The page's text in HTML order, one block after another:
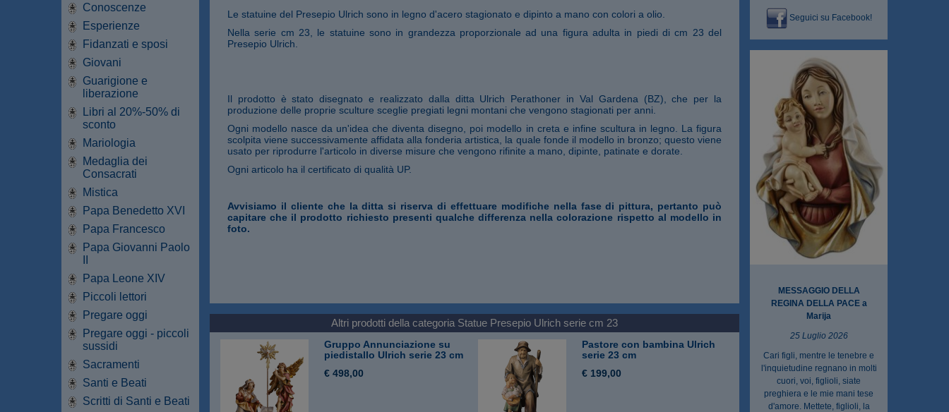
Conoscenze
Esperienze
Fidanzati e sposi
Giovani
Guarigione e
liberazione
Libri al 20%-50% di
sconto
Mariologia
Medaglia dei
Consacrati
Mistica
Papa Benedetto XVI
Papa Francesco
Papa Giovanni Paolo
Papa Leone XIV
Piccoli lettori
Pregare oggi
Pregare oggi - piccoli
sussidi
Sacramenti
Santi e Beati
Scritti di Santi e Beati
Le statuine del Presepio Ulrich sono in legno d'acero stagionato e dipinto a mano con colori a olio.
Nella serie cm 23, le statuine sono in grandezza proporzionale ad una figura adulta in piedi di cm 23 del
Presepio Ulrich.
Il prodotto è stato disegnato e realizzato dalla ditta Ulrich Perathoner in Val Gardena (BZ), che per la
produzione delle proprie sculture sceglie pregiati legni montani che vengono stagionati per anni.
Ogni modello nasce da un'idea che diventa disegno, poi modello in creta e infine scultura in legno. La figura
scolpita viene successivamente affidata alla fonderia artistica, la quale fonde il modello in bronzo; questo viene
usato per riprodurre l'articolo in diverse misure che vengono rifinite a mano, dipinte, patinate e dorate.
Ogni articolo ha il certificato di qualità UP.
Avvisiamo il cliente che la ditta si riserva di effettuare modifiche nella fase di pittura, pertanto può
capitare che il prodotto richiesto presenti qualche differenza nella colorazione rispetto al modello in
foto.
Altri prodotti della categoria Statue Presepio Ulrich serie cm 23
Gruppo Annunciazione su
piedistallo Ulrich serie 23 cm
€ 498,00
Pastore con bambina Ulrich
serie 23 cm
€ 199,00
Seguici su Facebook!
MESSAGGIO DELLA
REGINA DELLA PACE a
Marija
25 Luglio 2026
Cari figli, mentre le tenebre e
l'inquietudine regnano in molti
cuori, voi, figlioli, siate
preghiera e le mie mani tese
d'amore. Mettete, figlioli, la